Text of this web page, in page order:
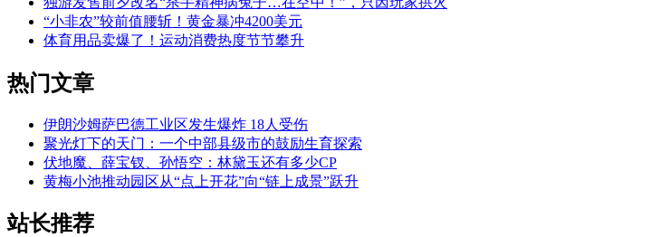
“小非农”较前值腰斩！黄金暴冲4200美元
体育用品卖爆了！运动消费热度节节攀升
热门文章
伊朗沙姆萨巴德工业区发生爆炸 18人受伤
聚光灯下的天门：一个中部县级市的鼓励生育探索
伏地魔、薛宝钗、孙悟空：林黛玉还有多少CP
黄梅小池推动园区从“点上开花”向“链上成景”跃升
站长推荐